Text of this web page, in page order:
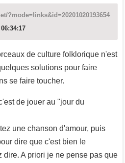
?mode=links&id=20201020193654
de culture folklorique n'est
solutions pour faire
se faire toucher.
de jouer au "jour du
une chanson d'amour, puis
dire que c'est bien le
dire. A priori je ne pense pas que